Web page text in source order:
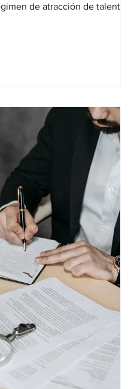
de atracción de talento